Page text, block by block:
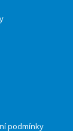
podmínky